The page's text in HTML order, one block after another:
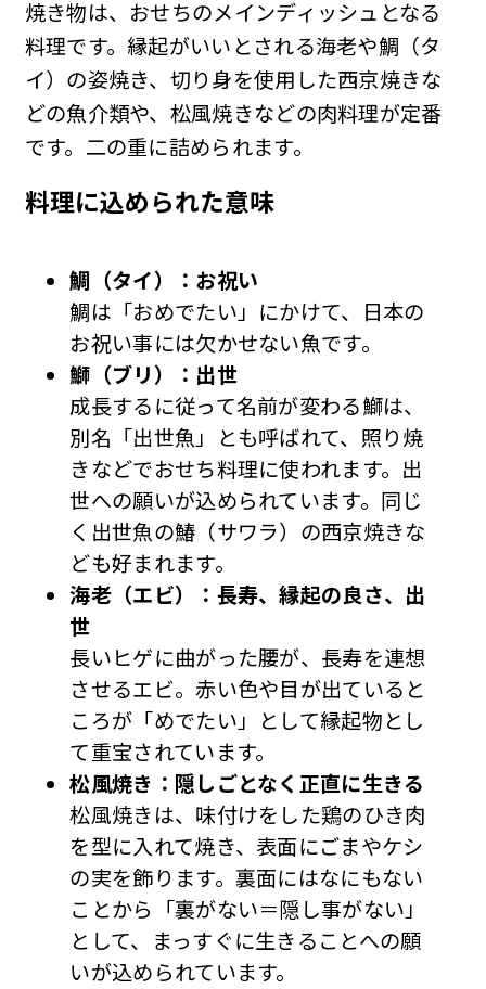
焼き物は、おせちのメインディッシュとなる
料理です。縁起がいいとされる海老や鯛（タ
イ）の姿焼き、切り身を使用した西京焼きな
どの魚介類や、松風焼きなどの肉料理が定番
です。二の重に詰められます。
料理に込められた意味
鯛（タイ）：お祝い
鯛は「おめでたい」にかけて、日本の
お祝い事には欠かせない魚です。
鰤（ブリ）：出世
成長するに従って名前が変わる鰤は、
別名「出世魚」とも呼ばれて、照り焼
きなどでおせち料理に使われます。出
世への願いが込められています。同じ
く出世魚の鰆（サワラ）の西京焼きな
ども好まれます。
海老（エビ）：長寿、縁起の良さ、出
世
長いヒゲに曲がった腰が、長寿を連想
させるエビ。赤い色や目が出ていると
ころが「めでたい」として縁起物とし
て重宝されています。
松風焼き：隠しごとなく正直に生きる
松風焼きは、味付けをした鶏のひき肉
を型に入れて焼き、表面にごまやケシ
の実を飾ります。裏面にはなにもない
ことから「裏がない＝隠し事がない」
として、まっすぐに生きることへの願
いが込められています。